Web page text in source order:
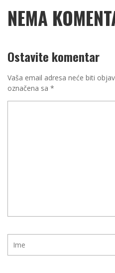
NEMA
Ostavite komentar
Vaša email adresa neće biti
označena sa *